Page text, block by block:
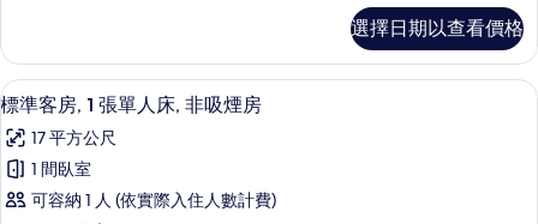
相
片
情
非
吸
煙
房,
相
連
客
房,
多
床,
非
吸
煙
選擇日期以查看價格
顯
示
標
準
標準客房, 1 張單人床, 非吸煙房 | 羽
6
標準客房, 1 張單人床, 非吸煙房
17 平方公尺
1 間臥室
可容納 1 人 (依實際入住人數計費)